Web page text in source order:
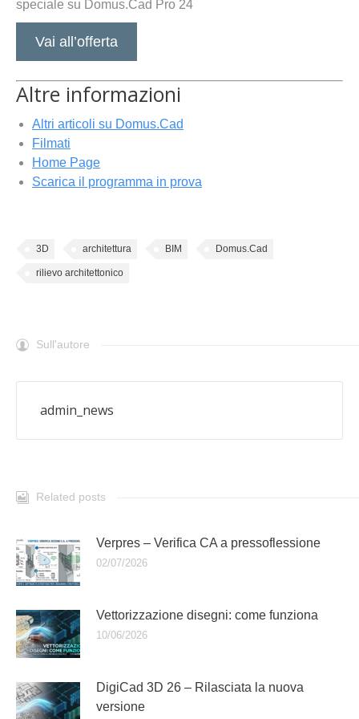
speciale su Domus.Cad Pro 24
Vai all’offerta
Altre informazioni
Altri articoli su Domus.Cad
Filmati
Home Page
Scarica il programma in prova
3D architettura BIM Domus.Cad
rilievo architettonico
Sull'autore
admin_news
Related posts
Verpres – Verifica CA a pressoflessione
02/07/2026
Vettorizzazione disegni: come funziona
10/06/2026
DigiCad 3D 26 – Rilasciata la nuova
versione